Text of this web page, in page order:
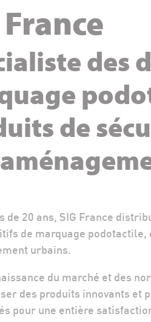
des
de
de 20 ans, SIG France
de marquage
urbains.
du marché et des
des produits innovants et
pour une entière